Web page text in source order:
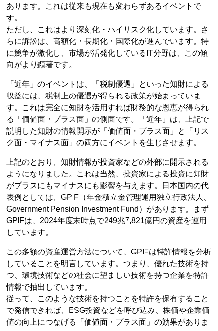
あります。これは従来も現在も変わらずあるイベントで
す。
ただし、これはより深刻化・ハイリスク化しています。さ
らに訴訟は、高額化・長期化・国際化が進んでいます。特
に競争が激化し、市場が活発化しているIT分野は、この傾
向がより顕著です。
「近年」のイベントは、「税制優遇」といった知財による
収益には、税制上の優遇が得られる政策が始まっていま
す。これは完全に知財を活用すれば財務的な恩恵が得られ
る「価値面・プラス面」の側面です。「近年」は、上記で
説明した知財の情報開示が「価値面・プラス面」と「リス
ク面・マイナス面」の両方にイベントを生じさせます。
上記のとおり、知財情報が投資家などの外部に開示される
ようになりました。これは当然、投資家による投資に知財
がプラスにもマイナスにも影響を与えます。日本国内の代
表例としては、GPIF（年金積立金管理運用独立行政法人、
Government Pension Investment Fund）があります。まず
GPIFは、2024年度末時点で249兆7,821億円の資産を運用
しています。
この多額の資産運営方法について、GPIFは特許情報を分析
していることを明言しています。つまり、優れた技術を持
つ、環境技術などの社会に望ましい技術を持つ企業を特許
情報で抽出しています。
従って、このような技術を持つことを特許を保有すること
で発信できれば、ESG投資などを呼び込み、株価や企業価
値の向上につなげる「価値面・プラス面」の効果がありま